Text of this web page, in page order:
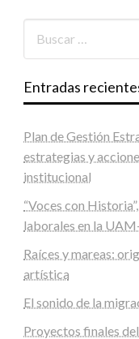
Entradas
Plan de Gestión
estrategias y
institucional
“Voces con
laborales en la
Raíces y mareas:
artística
El sonido de la
Proyectos finales